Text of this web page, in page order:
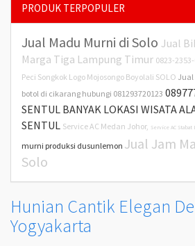
PRODUK TERPOPULER
Jual Madu Murni di Solo Jual
Marga Tiga Lampung Timur 0823-
Peci Songkok Logo Mojosongo Boyolali SOLO Jual
botol di cikarang hubungi 081293720123
SENTUL BANYAK LOKASI WISATA
SENTUL Service AC Medan Johor, Service AC Stabat
murni produksi dusunlemon Jual Jam
Solo
Hunian Cantik Elegan
Yogyakarta